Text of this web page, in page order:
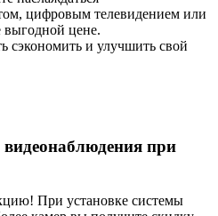
цифровым телевидением или
выгодной цене.
сэкономить и улучшить свой
при
При установке системы